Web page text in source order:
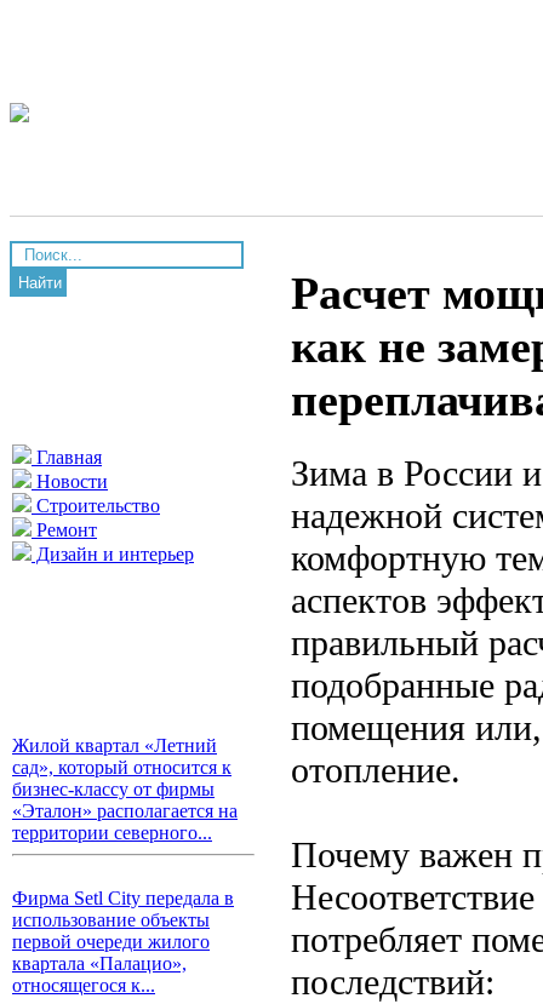
Найти
Главная
Новости
Строительство
Ремонт
Дизайн и интерьер
Жилой квартал «Летний
сад», который относится к
бизнес-классу от фирмы
«Эталон» располагается на
территории северного...
Фирма Setl City передала в
использование объекты
первой очереди жилого
квартала «Палацио»,
относящегося к...
Расчет
как не
Зима в России
надежной
комфортную
аспектов
правильный
подобранные
помещения
отопление.
Почему важен
потребляет
последствий: